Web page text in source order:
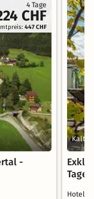
4 Tage
CHF
447 CHF
-
Tage
Hotel